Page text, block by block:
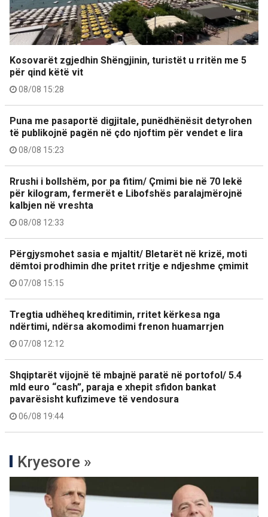
Kosovarët zgjedhin Shëngjinin, turistët u rritën me 5
për qind këtë vit
08/08 15:28
Puna me pasaportë digjitale, punëdhënësit detyrohen
të publikojnë pagën në çdo njoftim për vendet e lira
08/08 15:23
Rrushi i bollshëm, por pa fitim/ Çmimi bie në 70 lekë
për kilogram, fermerët e Libofshës paralajmërojnë
kalbjen në vreshta
08/08 12:33
Përgjysmohet sasia e mjaltit/ Bletarët në krizë, moti
dëmtoi prodhimin dhe pritet rritje e ndjeshme çmimit
07/08 15:15
Tregtia udhëheq kreditimin, rritet kërkesa nga
ndërtimi, ndërsa akomodimi frenon huamarrjen
07/08 12:12
Shqiptarët vijojnë të mbajnë paratë në portofol/ 5.4
mld euro “cash”, paraja e xhepit sfidon bankat
pavarësisht kufizimeve të vendosura
06/08 19:44
Kryesore »